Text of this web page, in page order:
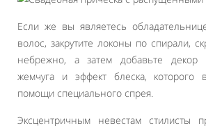
Если же вы являетесь
волос, закрутите локоны по спирали,
небрежно, а затем добавьте
жемчуга и эффект блеска, которого
помощи специального спрея.
Эксцентричным невестам стилисты